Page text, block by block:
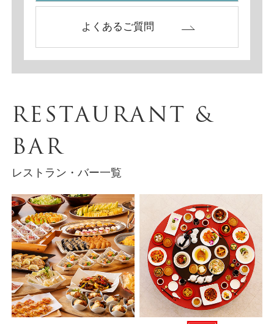
よくあるご質問
RESTAURANT &
BAR
レストラン・バー一覧